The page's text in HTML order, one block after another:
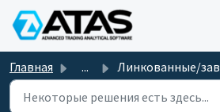
Переход к главному содержимому
Главная ... Линкованные/зависимые окна